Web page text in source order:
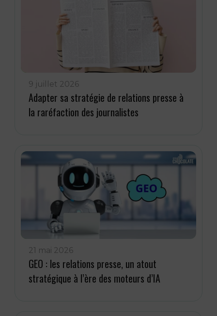
9 juillet 2026
Adapter sa stratégie de relations presse à
la raréfaction des journalistes
21 mai 2026
GEO : les relations presse, un atout
stratégique à l’ère des moteurs d’IA